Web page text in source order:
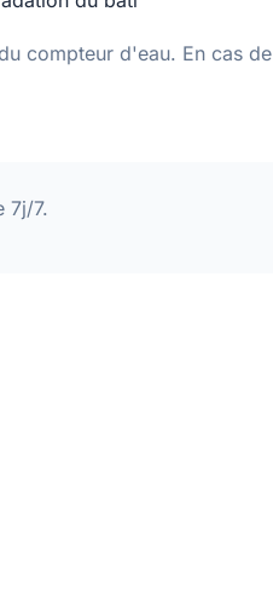
compteur d'eau. En cas de
7j/7.